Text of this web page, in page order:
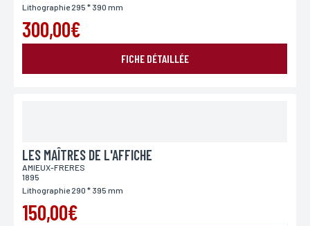
Lithographie 295 * 390 mm
300,00€
FICHE DÉTAILLÉE
LES MAÎTRES DE L'AFFICHE
AMIEUX-FRERES
1895
Lithographie 290 * 395 mm
150,00€